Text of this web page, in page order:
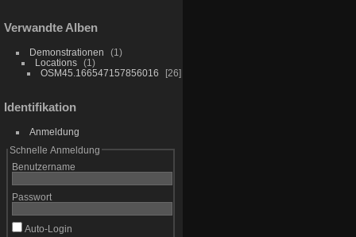
Verwandte Alben
Demonstrationen
1
Locations
1
OSM45.166547157856016
26
Identifikation
Anmeldung
Schnelle Anmeldung
Benutzername
Passwort
Auto-Login